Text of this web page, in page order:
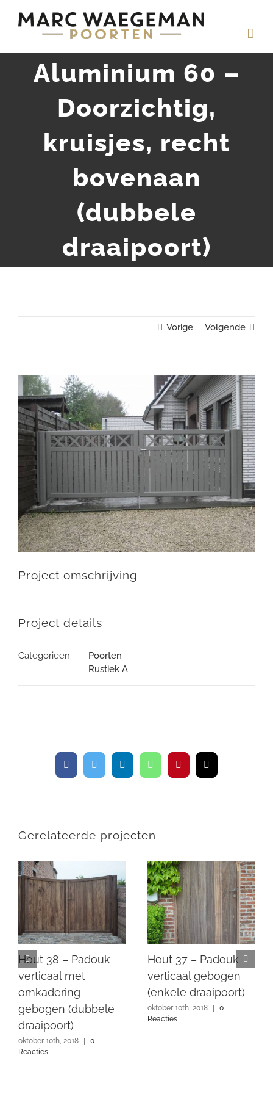
inhoud
Aluminium 60 –
Doorzichtig,
kruisjes, recht
bovenaan
(dubbele
draaipoort)
Vorige Volgende
View
Larger
Image
Project omschrijving
Project details
Categorieën:
Poorten
Rustiek A
FacebookTwitterLinkedInWhatsAppPinterestE-
mail
Gerelateerde projecten
Hout 38 – Padouk
verticaal met
omkadering
gebogen (dubbele
draaipoort)
oktober 10th, 2018 |
0
Reacties
Hout 37 – Padouk
verticaal gebogen
(enkele draaipoort)
oktober 10th, 2018 |
0
Reacties